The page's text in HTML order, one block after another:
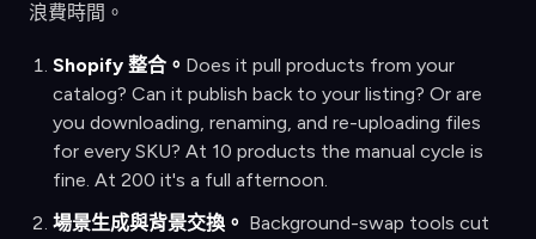
浪費時間。
Shopify 整合。 Does it pull products from your
catalog? Can it publish back to your listing? Or are
you downloading, renaming, and re-uploading files
for every SKU? At 10 products the manual cycle is
fine. At 200 it's a full afternoon.
場景生成與背景交換。 Background-swap tools cut